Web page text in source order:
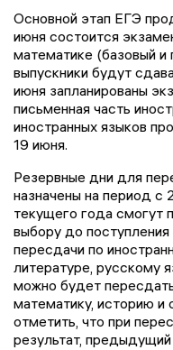
Основной этап ЕГЭ
июня состоится
математике (базовый и
выпускники будут
июня запланированы
письменная часть
иностранных языков
19 июня.
Резервные дни для
назначены на период с
текущего года смогут
выбору до
пересдачи по
литературе, русскому
можно будет
математику, историю и
отметить, что при
результат, предыдущий